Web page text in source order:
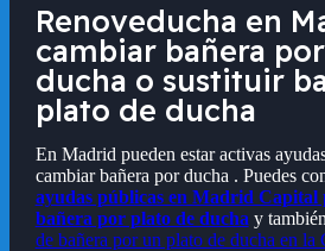
Renoveducha en
cambiar bañera
ducha o sustituir
plato de ducha
En Madrid pueden estar activas
cambiar bañera por ducha . Puedes
ayudas públicas en Madrid Capital
bañera por plato de ducha y también
de bañera por un plato de ducha en